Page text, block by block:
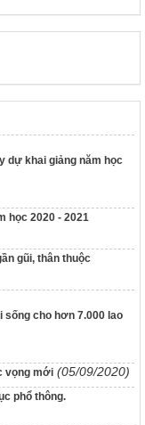
dự khai giảng năm học
học 2020 - 2021
gũi, thân thuộc
sống cho hơn 7.000 lao
vọng mới (05/09/2020)
phổ thông.